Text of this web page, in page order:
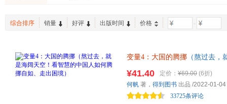
综合排序 销量 好评 出版时间 价格 -
变量4：大国的腾挪 （熬过去
采访100余人，对人生选择、乡
的新解法，揭示未来5年值得关
¥41.40 定价： ¥69.00 (6折)
33725条评论
何帆 著， 得到图书 出品 /2022-01-04